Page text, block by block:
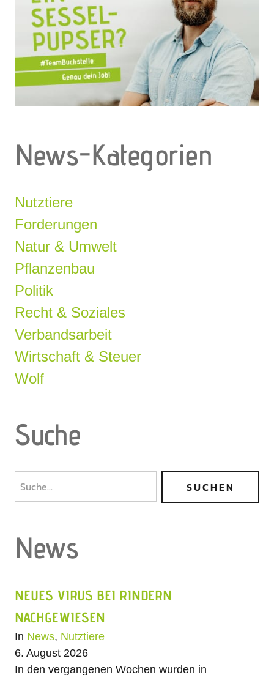
News-Kategorien
Nutztiere
Forderungen
Natur & Umwelt
Pflanzenbau
Politik
Recht & Soziales
Verbandsarbeit
Wirtschaft & Steuer
Wolf
Suche
News
NEUES VIRUS BEI RINDERN
NACHGEWIESEN
In News, Nutztiere
6. August 2026
In den vergangenen Wochen wurden in